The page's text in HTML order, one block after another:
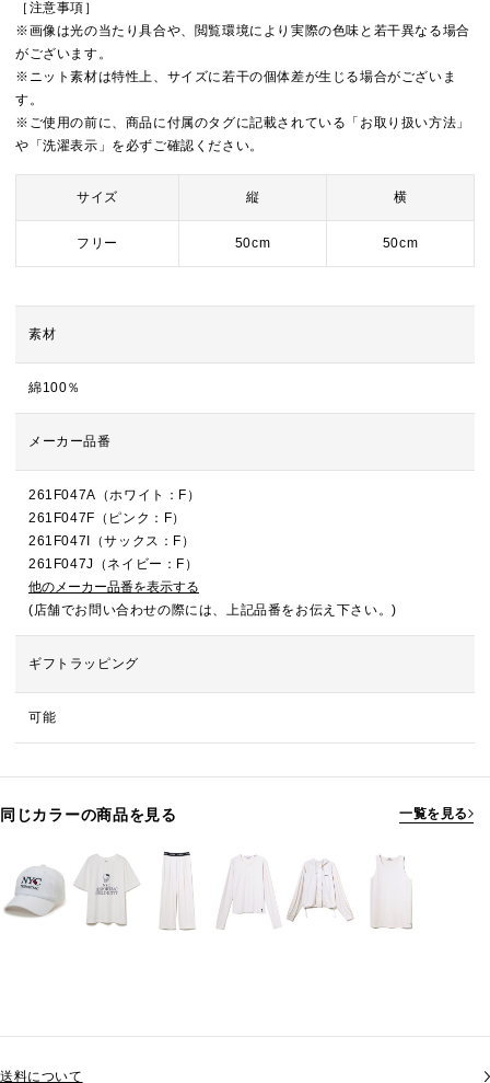
［注意事項］
※画像は光の当たり具合や、閲覧環境により実際の色味と若干異なる場合
がございます。
※ニット素材は特性上、サイズに若干の個体差が生じる場合がございま
す。
※ご使用の前に、商品に付属のタグに記載されている「お取り扱い方法」
や「洗濯表示」を必ずご確認ください。
サイズ 縦 横
フリー 50cm 50cm
素材
綿100％
メーカー品番
261F047A（ホワイト：F）
261F047F（ピンク：F）
261F047I（サックス：F）
261F047J（ネイビー：F）
他のメーカー品番を表示する
(店舗でお問い合わせの際には、上記品番をお伝え下さい。)
ギフトラッピング
可能
同じカラーの商品を見る 一覧を見る
送料について